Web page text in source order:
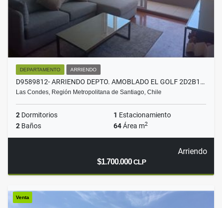
DEPARTAMENTO ARRIENDO
D9589812- ARRIENDO DEPTO. AMOBLADO EL GOLF 2D2B1…
Las Condes, Región Metropolitana de Santiago, Chile
2 Dormitorios 1 Estacionamiento
2 Baños 64Área m2
Arriendo
$1.700.000CLP
Venta